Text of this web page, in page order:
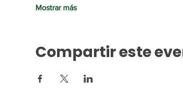
Mostrar más
Compartir este